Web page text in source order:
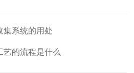
集系统的用处
艺的流程是什么